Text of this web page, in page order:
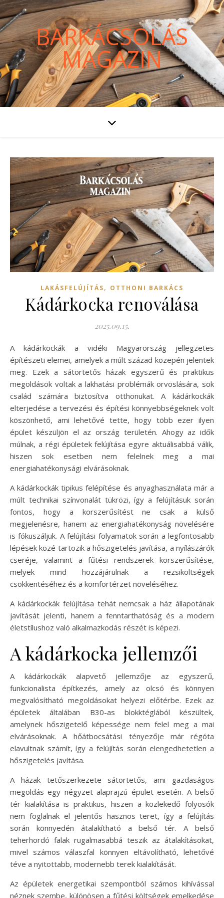
BARKÁCSOLÁS
MAGAZIN
LAKÁSFELÚJÍTÁS, OTTHONI BARKÁCS
Kádárkocka renoválása
2025.09.15.
A kádárkockák a vidéki Magyarország jellegzetes
építészeti elemei, amelyek a múlt század közepén jelentek
meg. Ezek a sátortetős házak egyszerű és praktikus
megoldások voltak a lakhatási problémák orvoslására, sok
család számára biztosítva otthonukat. A kádárkockák
elterjedése a tervezési és építési könnyebbségeknek volt
köszönhető, ami lehetővé tette, hogy több ezer ilyen
épület készüljön el az ország területén. Ahogy az idők
múlnak, a régi épületek felújítása egyre aktuálisabbá válik,
hiszen sok esetben nem felelnek meg a mai
energiahatékonysági elvárásoknak.
A kádárkockák tipikus felépítése és anyaghasználata már a
múlt technikai színvonalát tükrözi, így a felújításuk során
fontos, hogy a korszerűsítést ne csak a külső
megjelenésre, hanem az energiahatékonyság növelésére
is fókuszáljuk. A felújítási folyamatok során a legfontosabb
lépések közé tartozik a hőszigetelés javítása, a nyílászárók
cseréje, valamint a fűtési rendszerek korszerűsítése,
melyek mind hozzájárulnak a rezsiköltségek
csökkentéséhez és a komfortérzet növeléséhez.
A kádárkockák felújítása tehát nemcsak a ház állapotának
javítását jelenti, hanem a fenntarthatóság és a modern
életstílushoz való alkalmazkodás részét is képezi.
A kádárkocka jellemzői
A kádárkockák alapvető jellemzője az egyszerű,
funkcionalista építkezés, amely az olcsó és könnyen
megvalósítható megoldásokat helyezi előtérbe. Ezek az
épületek általában B30-as blokktéglából készültek,
amelynek hőszigetelő képessége nem felel meg a mai
elvárásoknak. A hőátbocsátási tényezője már régóta
elavultnak számít, így a felújítás során elengedhetetlen a
hőszigetelés javítása.
A házak tetőszerkezete sátortetős, ami gazdaságos
megoldás egy négyzet alaprajzú épület esetén. A belső
tér kialakítása is praktikus, hiszen a közlekedő folyosók
nem foglalnak el jelentős hasznos teret, így a felújítás
során könnyedén átalakítható a belső tér. A belső
teherhordó falak rugalmasabbá teszik az átalakításokat,
mivel számos válaszfal könnyen eltávolítható, lehetővé
téve a nyitottabb, modernebb terek kialakítását.
Az épületek energetikai szempontból számos kihívással
néznek szembe, különösen a fűtési költségek emelkedése